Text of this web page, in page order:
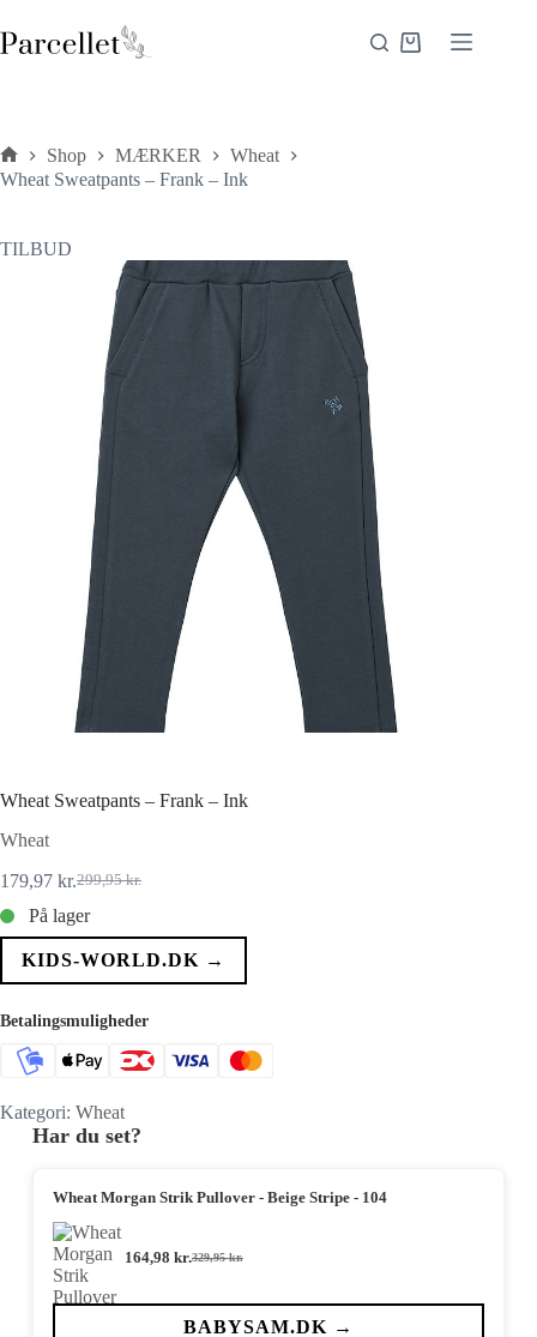
til
indhold
Indkøbskurv
Forside
Shop MÆRKER
Wheat
Wheat Sweatpants – Frank – Ink
TILBUD
Wheat Sweatpants – Frank – Ink
Wheat
299,95kr.
Den
oprindelige
pris
var:
179,97 kr.Den
aktuelle
pris
er:
På lager
KIDS-WORLD.DK →
Betalingsmuligheder
Kategori: Wheat
Har du set?
Wheat Morgan Strik Pullover - Beige Stripe - 104
329,95kr.
Den
pris
var:
164,98 kr.Den
pris
er:
BABYSAM.DK →